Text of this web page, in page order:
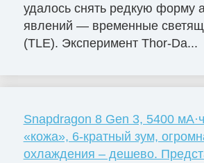
удалось снять редкую форму
явлений — временные
(TLE). Эксперимент Thor-Da...
Snapdragon 8 Gen 3, 5400
«кожа», 6-кратный зум,
охлаждения – дешево.